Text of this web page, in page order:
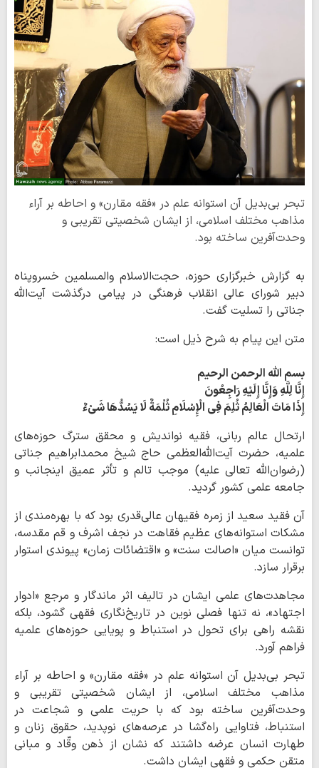
تبحر بی‌بدیل آن استوانه علم در «فقه مقارن» و احاطه بر آراء
مذاهب مختلف اسلامی، از ایشان شخصیتی تقریبی و
وحدت‌آفرین ساخته بود.
به گزارش خبرگزاری حوزه، حجت‌الاسلام والمسلمین خسروپناه
دبیر شورای عالی انقلاب فرهنگی در پیامی درگذشت آیت‌الله
جناتی را تسلیت گفت.
متن این پیام به شرح ذیل است:
بسم الله الرحمن الرحیم
إِنَّا لِلَّهِ وَإِنَّا إِلَیْهِ رَاجِعُونَ
إِذَا مَاتَ الْعَالِمُ ثُلِمَ فِی الْإِسْلَامِ ثُلْمَةٌ لَا یَسُدُّهَا شَیْءٌ
ارتحال عالم ربانی، فقیه نواندیش و محقق سترگ حوزه‌های
علمیه، حضرت آیت‌الله‌العظمی حاج شیخ محمدابراهیم جناتی
(رضوان‌الله تعالی علیه) موجب تالم و تأثر عمیق اینجانب و
جامعه علمی کشور گردید.
آن فقید سعید از زمره فقیهان عالی‌قدری بود که با بهره‌مندی از
مشکات استوانه‌های عظیم فقاهت در نجف اشرف و قم مقدسه،
توانست میان «اصالت سنت» و «اقتضائات زمان» پیوندی استوار
برقرار سازد.
مجاهدت‌های علمی ایشان در تالیف اثر ماندگار و مرجع «ادوار
اجتهاد»، نه تنها فصلی نوین در تاریخ‌نگاری فقهی گشود، بلکه
نقشه راهی برای تحول در استنباط و پویایی حوزه‌های علمیه
فراهم آورد.
تبحر بی‌بدیل آن استوانه علم در «فقه مقارن» و احاطه بر آراء
مذاهب مختلف اسلامی، از ایشان شخصیتی تقریبی و
وحدت‌آفرین ساخته بود که با حریت علمی و شجاعت در
استنباط، فتاوایی راه‌گشا در عرصه‌های نوپدید، حقوق زنان و
طهارت انسان عرضه داشتند که نشان از ذهن وقّاد و مبانی
متقن حکمی و فقهی ایشان داشت.